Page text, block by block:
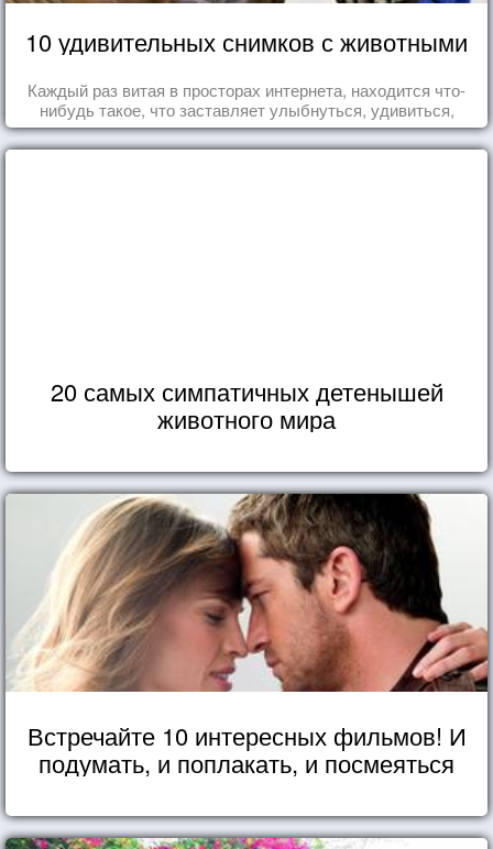
10 удивительных снимков с животными
Каждый раз витая в просторах интернета, находится что-
нибудь такое, что заставляет улыбнуться, удивиться,
восхититься...
20 самых симпатичных детенышей
животного мира
Встречайте 10 интересных фильмов! И
подумать, и поплакать, и посмеяться